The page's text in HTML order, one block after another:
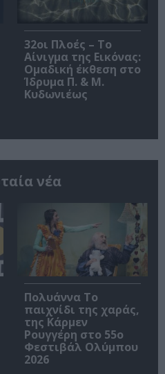
32οι Πλοές – Το
Αίνιγμα της Εικόνας:
Ομαδική έκθεση στο
Ίδρυμα Π. & Μ.
Κυδωνιέως
νέα
Πολυάννα Το
παιχνίδι της χαράς,
της Κάρμεν
Ρουγγέρη στο 55ο
Φεστιβάλ Ολύμπου
2026